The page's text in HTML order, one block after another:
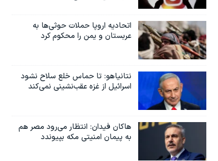
اتحادیه اروپا حملات حوثی‌ها به
عربستان و یمن را محکوم کرد
نتانیاهو: تا حماس خلع سلاح نشود
اسرائیل از غزه عقب‌نشینی نمی‌کند
هاکان فیدان: انتظار می‌رود مصر هم
به پیمان امنیتی مکه بپیوندد